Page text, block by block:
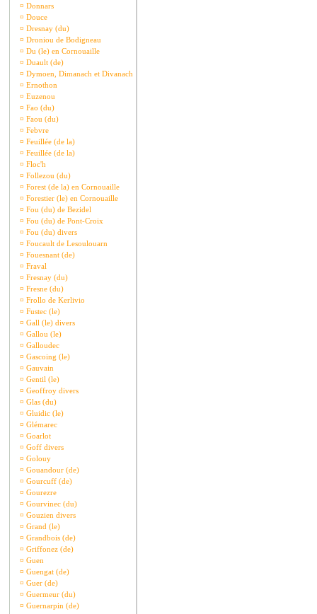
¤ Donnars
¤ Douce
¤ Dresnay (du)
¤ Droniou de Bodigneau
¤ Du (le) en Cornouaille
¤ Duault (de)
¤ Dymoen, Dimanach et Divanach
¤ Ernothon
¤ Euzenou
¤ Fao (du)
¤ Faou (du)
¤ Febvre
¤ Feuillée (de la)
¤ Feuillée (de la)
¤ Floc'h
¤ Follezou (du)
¤ Forest (de la) en Cornouaille
¤ Forestier (le) en Cornouaille
¤ Fou (du) de Bezidel
¤ Fou (du) de Pont-Croix
¤ Fou (du) divers
¤ Foucault de Lesoulouarn
¤ Fouesnant (de)
¤ Fraval
¤ Fresnay (du)
¤ Fresne (du)
¤ Frollo de Kerlivio
¤ Fustec (le)
¤ Gall (le) divers
¤ Gallou (le)
¤ Galloudec
¤ Gascoing (le)
¤ Gauvain
¤ Gentil (le)
¤ Geoffroy divers
¤ Glas (du)
¤ Gluidic (le)
¤ Glémarec
¤ Goarlot
¤ Goff divers
¤ Golouy
¤ Gouandour (de)
¤ Gourcuff (de)
¤ Gourezre
¤ Gourvinec (du)
¤ Gouzien divers
¤ Grand (le)
¤ Grandbois (de)
¤ Griffonez (de)
¤ Guen
¤ Guengat (de)
¤ Guer (de)
¤ Guermeur (du)
¤ Guernarpin (de)